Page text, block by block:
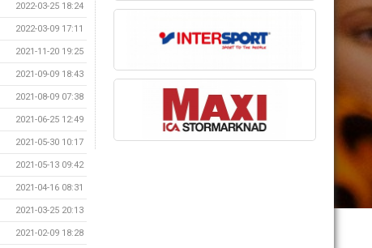
2022-03-25 18:24
2022-03-09 17:11
2021-11-20 19:25
2021-09-09 18:43
2021-08-09 07:38
2021-06-25 12:49
2021-05-30 10:17
2021-05-13 09:42
2021-04-16 08:31
2021-03-25 20:13
2021-02-09 18:28